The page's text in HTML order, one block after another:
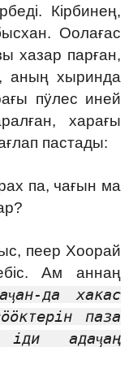
Кірбинең,
Оолағас
хазар парған,
аның хыринда
пӱлес иней
харағы
пастады:
па, чағын ма
пеер Хоорай
Ам аннаң
да хакас
паза
адаҷаң